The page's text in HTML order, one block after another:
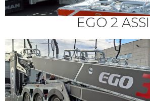
EGO 2 ASSI